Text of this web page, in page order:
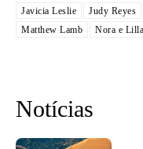
Javicia Leslie
Judy Reyes
Matthew Lamb
Nora e
Notícias